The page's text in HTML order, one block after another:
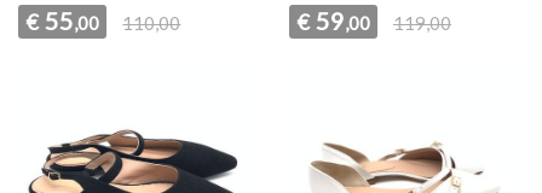
€ 55,00 110,00
€ 59,00 119,00